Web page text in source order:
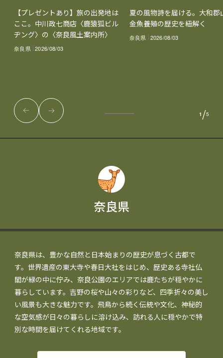
奈良県
奈良県は、豊かな自然と日本始まりの歴史が息づく古都で
す。世界遺産の東大寺や春日大社をはじめ、歴史ある寺社仏
閣が緑の中に佇み、奈良公園のエリアでは鹿たちが穏やかに
暮らしています。吉野の桜や山々の彩りなど、四季折々の美し
い風景も大きな魅力です。飛鳥から続く伝統や文化、神秘的
な空気感が日々の暮らしに溶け込み、訪れる人に穏やかで特
別な時間を届けてくれる地域です。
【プレゼントあり】旅の出発地は
ここ。中川政七商店〈鹿猿狐ビル
ヂング〉の〈奈良風土案内所〉
奈良県 2026/08/03
夏の風物詩を届ける。大和郡
金魚養殖の歴史を紐解く
奈良県 2026/08/03
1 /5